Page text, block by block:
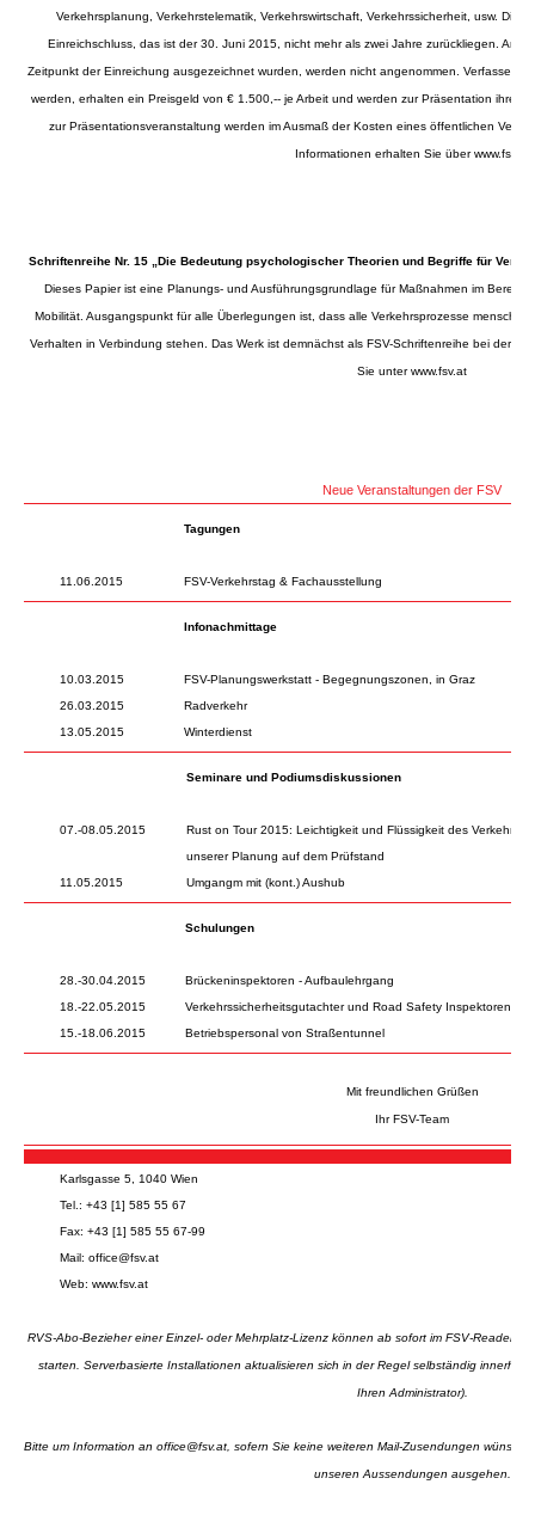
Verkehrsplanung, Verkehrstelematik, Verkehrswirtschaft, Verkehrssicherheit, usw. Die
Einreichschluss, das ist der 30. Juni 2015, nicht mehr als zwei Jahre zurückliegen.
Zeitpunkt der Einreichung ausgezeichnet wurden, werden nicht angenommen. Verfasser
werden, erhalten ein Preisgeld von € 1.500,-- je Arbeit und werden zur Präsentation ihrer
zur Präsentationsveranstaltung werden im Ausmaß der Kosten eines öffentlichen
Informationen erhalten Sie überwww.fsv.at
Schriftenreihe Nr. 15 „Die Bedeutung psychologischer Theorien und Begriffe für
Dieses Papier ist eine Planungs- und Ausführungsgrundlage für Maßnahmen im
Mobilität. Ausgangspunkt für alle Überlegungen ist, dass alle Verkehrsprozesse
Verhalten in Verbindung stehen. Das Werk ist demnächst als FSV-Schriftenreihe bei der
Sie unterwww.fsv.at
Neue Veranstaltungen der FSV
Tagungen
11.06.2015 FSV-Verkehrstag & Fachausstellung
Infonachmittage
10.03.2015
FSV-Planungswerkstatt - Begegnungszonen, in Graz
26.03.2015
Radverkehr
13.05.2015
Winterdienst
Seminare und Podiumsdiskussionen
07.-08.05.2015
Rust on Tour 2015: Leichtigkeit und Flüssigkeit des Verkehrs
unserer Planung auf dem Prüfstand
11.05.2015
Umgangm mit (kont.) Aushub
Schulungen
28.-30.04.2015
Brückeninspektoren - Aufbaulehrgang
18.-22.05.2015
Verkehrssicherheitsgutachter und Road Safety Inspektoren -
15.-18.06.2015
Betriebspersonal von Straßentunnel
Mit freundlichen Grüßen
Ihr FSV-Team
Karlsgasse 5, 1040 Wien
Tel.: +43 [1] 585 55 67
Fax: +43 [1] 585 55 67-99
Mail: office@fsv.at
Web: www.fsv.at
RVS-Abo-Bezieher einer Einzel- oder Mehrplatz-Lizenz können ab sofort im FSV-Reader
starten. Serverbasierte Installationen aktualisieren sich in der Regel selbständig
Ihren Administrator).
Bitte um Information an office@fsv.at , sofern Sie keine weiteren Mail-Zusendungen
unseren Aussendungen ausgehen.